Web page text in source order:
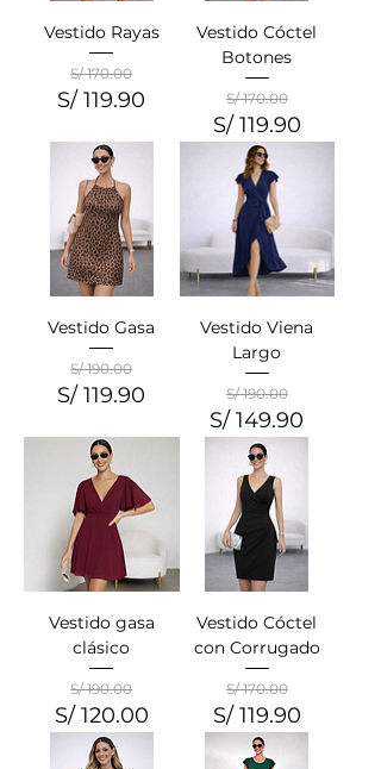
Vestido Rayas
Precio
S/ 170.00
Precio de oferta
S/ 119.90
Vestido Cóctel
Botones
Precio
S/ 170.00
Precio de oferta
S/ 119.90
Vestido Gasa
Precio
S/ 190.00
Precio de oferta
S/ 119.90
Vestido Viena
Largo
Precio
S/ 190.00
Precio de oferta
S/ 149.90
Vestido gasa
clásico
Precio
S/ 190.00
Precio de oferta
S/ 120.00
Vestido Cóctel
con Corrugado
Precio
S/ 170.00
Precio de oferta
S/ 119.90